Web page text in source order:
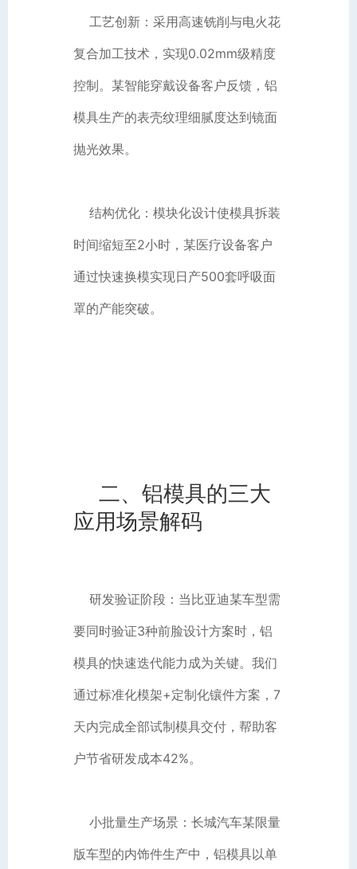
工艺创新：采用高速铣削与电火花
复合加工技术，实现0.02mm级精度
控制。某智能穿戴设备客户反馈，铝
模具生产的表壳纹理细腻度达到镜面
抛光效果。
结构优化：模块化设计使模具拆装
时间缩短至2小时，某医疗设备客户
通过快速换模实现日产500套呼吸面
罩的产能突破。
二、铝模具的三大
应用场景解码
研发验证阶段：当比亚迪某车型需
要同时验证3种前脸设计方案时，铝
模具的快速迭代能力成为关键。我们
通过标准化模架+定制化镶件方案，7
天内完成全部试制模具交付，帮助客
户节省研发成本42%。
小批量生产场景：长城汽车某限量
版车型的内饰件生产中，铝模具以单